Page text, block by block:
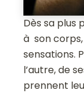
Dès sa plus
à son
sensations.
l’autre, de
prennent